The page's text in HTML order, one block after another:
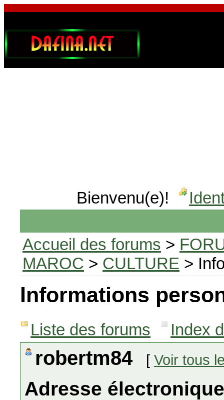
Bienvenu(e)!
Accueil des forums >
MAROC > CULTURE >
Informations
Liste des forums Index
robertm84 [ Voir tous
Adresse